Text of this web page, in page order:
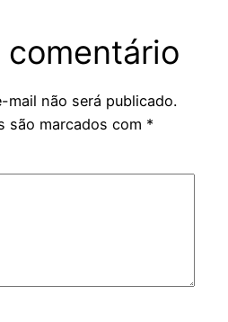
comentário
mail não será publicado.
são marcados com *